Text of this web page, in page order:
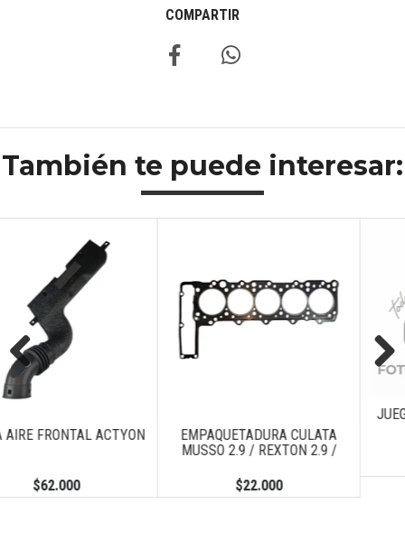
COMPARTIR
También te puede interesar:
EMPAQUETADURA CULATA
MUSSO 2.9 / REXTON 2.9 /
JUEGO METAL AXIAL
2.9 / KORANDO
Previous